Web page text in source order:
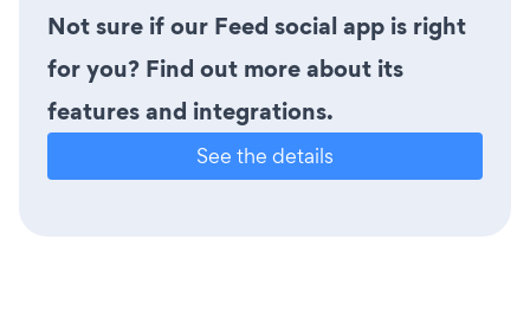
Not sure if our Feed social app is right
for you? Find out more about its
features and integrations.
See the details